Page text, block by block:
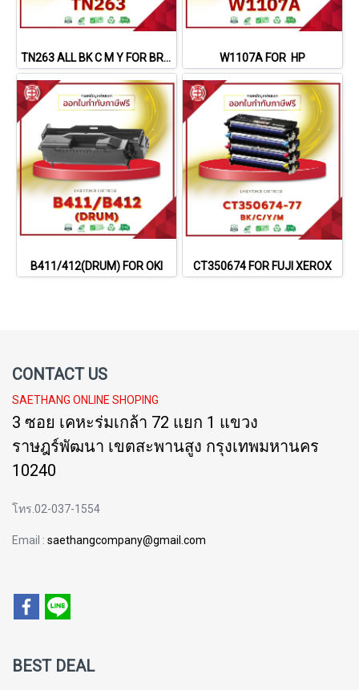
TN263 ALL BK C M Y FOR BROTHER W1107A FOR HP
B411/412(DRUM) FOR OKI CT350674 FOR FUJI XEROX
CONTACT US
SAETHANG ONLINE SHOPING
3 ซอย เคหะร่มเกล้า 72 แยก 1 แขวง
ราษฎร์พัฒนา เขตสะพานสูง กรุงเทพมหานคร
10240
โทร.02-037-1554
Email : saethangcompany@gmail.com
BEST DEAL